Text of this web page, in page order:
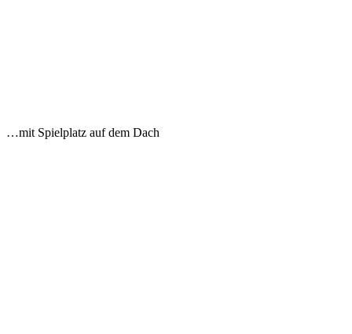
…mit Spielplatz auf dem Dach